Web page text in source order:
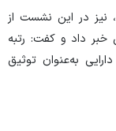
نیز در این نشست از
خبر داد و کفت: رتبه
به‌عنوان توثیق